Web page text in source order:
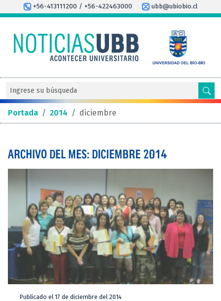
+56-413111200 / +56-422463000 ubb@ubiobio.cl
Portada / 2014 / diciembre
ARCHIVO DEL MES: DICIEMBRE 2014
Publicado el 17 de diciembre del 2014